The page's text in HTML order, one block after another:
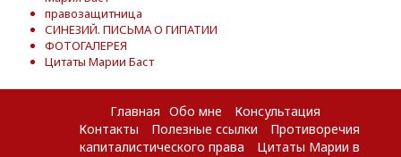
правозащитница
СИНЕЗИЙ. ПИСЬМА О ГИПАТИИ
ФОТОГАЛЕРЕЯ
Цитаты Марии Баст
Главная Обо мне
Консультация
Контакты
Полезные ссылки
Противоречия
капиталистического права
Цитаты Марии в